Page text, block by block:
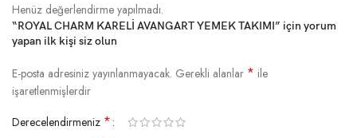
Henüz değerlendirme yapılmadı.
“ROYAL CHARM KARELİ AVANGART YEMEK TAKIMI” için yorum
yapan ilk kişi siz olun
E-posta adresiniz yayınlanmayacak. Gerekli alanlar * ile
işaretlenmişlerdir
Derecelendirmeniz *